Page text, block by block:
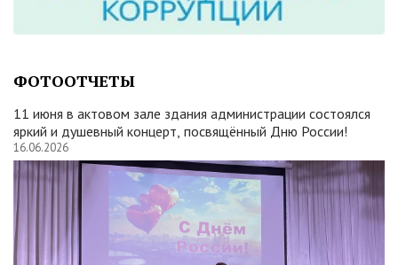
ФОТООТЧЕТЫ
11 июня в актовом зале здания администрации состоялся
яркий и душевный концерт, посвящённый Дню России!
16.06.2026